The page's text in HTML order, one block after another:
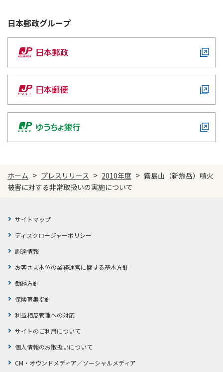
日本郵政グループ
ホーム > プレスリリース > 2010年度 > 霧島山（新燃岳）噴火
被害に対する非常取扱いの実施について
サイトマップ
ディスクロージャーポリシー
調達情報
お客さま本位の業務運営に関する基本方針
勧誘方針
保険募集指針
利益相反管理への対応
サイトのご利用について
個人情報のお取扱いについて
CM・オウンドメディア／ソーシャルメディア